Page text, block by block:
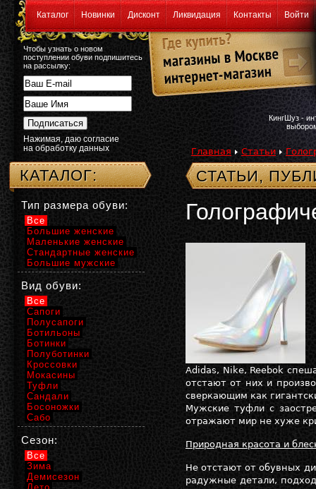
Каталог Новинки Дисконт Ликвидация Контакты Войти
Чтобы узнать о новом
поступлении обуви подпишитесь
на рассылку:
Нажимая, даю согласие
на обработку данных
КингШуз -
Главная Статьи
СТАТЬИ,
Adidas, Nike, Reebok
отстают от них и
сверкающим как
Мужские туфли с
отражают мир не хуже
Природная красота и
Не отстают от обувных
радужные детали,
КАТАЛОГ:
Тип размера обуви:
Все
Большие женские
Маленькие женские
Стандартные женские
Большие мужские
Вид обуви:
Все
Сапоги
Полусапоги
Ботильоны
Ботинки
Полуботинки
Кроссовки
Мокасины
Туфли
Сандали
Босоножки
Сабо
Сезон:
Все
Зима
Демисезон